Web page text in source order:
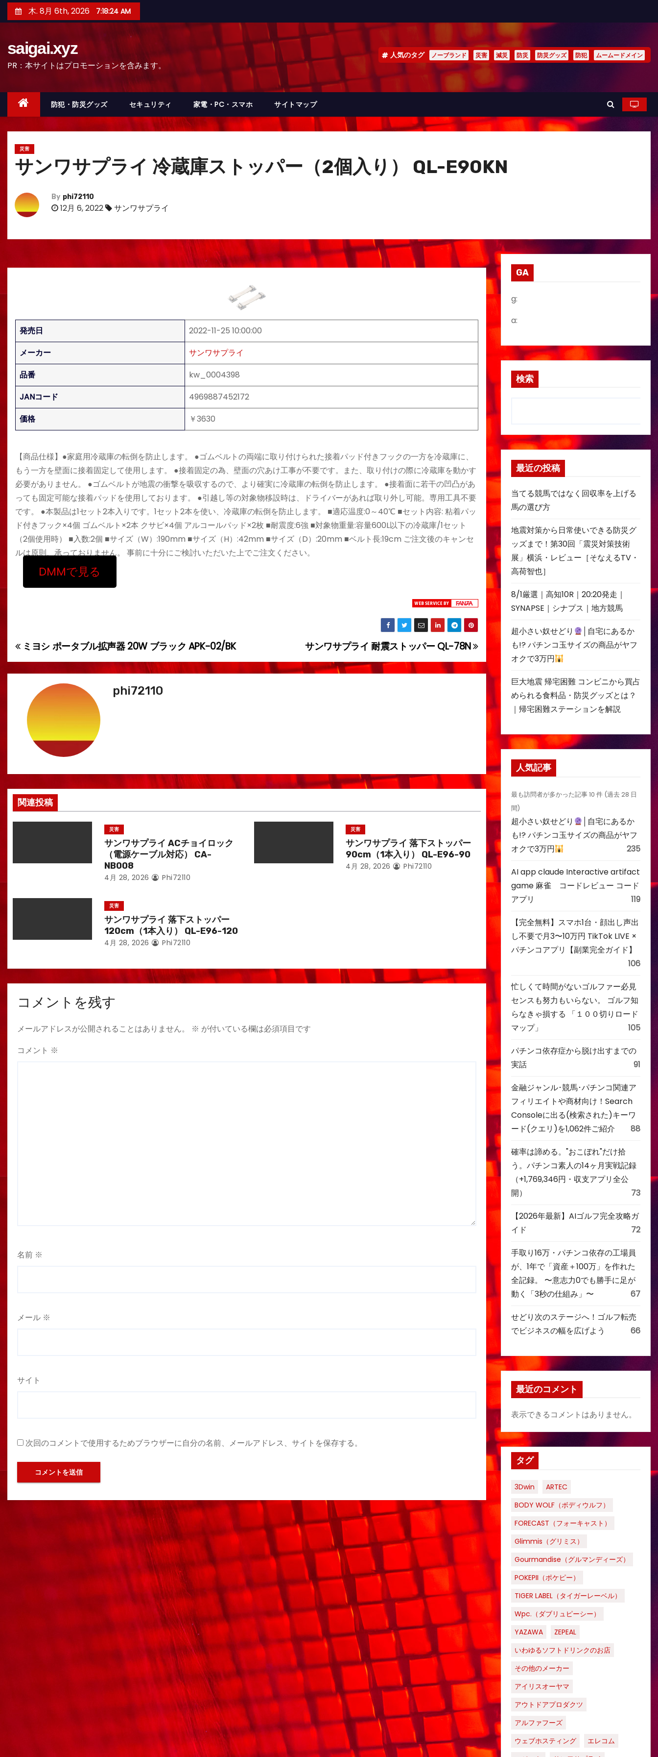
ン
ッ
木. 8月 6th, 2026 7:18:26 AM
saigai.xyz
PR：本サイトはプロモーションを含みます。
人気のタグ ノーブランド 災害 減災 防災 防災グッズ 防犯 ムームードメイン
防犯・防災グッズ セキュリティ 家電・PC・スマホ サイトマップ
災害
サンワサプライ 冷蔵庫ストッパー（2個入り） QL-E90KN
By phi72110
12月 6, 2022 サンワサプライ
発売日
2022-11-25 10:00:00
メーカー
サンワサプライ
品番
kw_0004398
JANコード
4969887452172
価格
￥3630
【商品仕様】●家庭用冷蔵庫の転倒を防止します。 ●ゴムベルトの両端に取り付けられた接着パッド付きフックの一方を冷蔵庫に、
もう一方を壁面に接着固定して使用します。 ●接着固定の為、壁面の穴あけ工事が不要です。また、取り付けの際に冷蔵庫を動かす
必要がありません。 ●ゴムベルトが地震の衝撃を吸収するので、より確実に冷蔵庫の転倒を防止します。 ●接着面に若干の凹凸があ
っても固定可能な接着パッドを使用しております。 ●引越し等の対象物移設時は、ドライバーがあれば取り外し可能。専用工具不要
です。 ●本製品は1セット2本入りです。1セット2本を使い、冷蔵庫の転倒を防止します。 ■適応温度:0～40℃ ■セット内容: 粘着パッ
ド付きフック×4個 ゴムベルト×2本 クサビ×4個 アルコールパッド×2枚 ■耐震度:6強 ■対象物重量:容量600L以下の冷蔵庫/1セット
（2個使用時） ■入数:2個 ■サイズ（W）:190mm ■サイズ（H）:42mm ■サイズ（D）:20mm ■ベルト長:19cm ご注文後のキャンセ
ルは原則、承っておりません。 事前に十分にご検討いただいた上でご注文ください。
DMMで見る
投
稿
ビ
ゲ
シ
ョ
ン
サンワサプライ 耐震ストッパー QL-78N
ミヨシ ポータブル拡声器 20W ブラック APK-02/BK
phi72110
関連投稿
災害
サンワサプライ ACチョイロック
（電源ケーブル対応） CA-
NB008
4月 28, 2026 Phi72110
災害
サンワサプライ 落下ストッパー
90cm（1本入り） QL-E96-90
4月 28, 2026 Phi72110
災害
サンワサプライ 落下ストッパー
120cm（1本入り） QL-E96-120
4月 28, 2026 Phi72110
コメントを残す
メールアドレスが公開されることはありません。 ※ が付いている欄は必須項目です
コメント ※
名前 ※
メール ※
サイト
次回のコメントで使用するためブラウザーに自分の名前、メールアドレス、サイトを保存する。
GA
g:
a:
検索
最近の投稿
当てる競馬ではなく回収率を上げる
馬の選び方
地震対策から日常使いできる防災グ
ッズまで！第30回「震災対策技術
展」横浜・レビュー［そなえるTV・
高荷智也］
8/1厳選｜高知10R｜20:20発走｜
SYNAPSE｜シナプス｜地方競馬
超小さい奴せどり
│自宅にあるか
も!? パチンコ玉サイズの商品がヤフ
オクで3万円
巨大地震 帰宅困難 コンビニから買占
められる食料品・防災グッズとは？
｜帰宅困難ステーションを解説
人気記事
最も訪問者が多かった記事 10 件 (過去 28 日
間)
超小さい奴せどり
│自宅にあるか
も!? パチンコ玉サイズの商品がヤフ
オクで3万円
235
AI app claude Interactive artifact
game 麻雀 コードレビュー コード
アプリ
119
【完全無料】スマホ1台・顔出し声出
し不要で月3〜10万円 TikTok LIVE ×
パチンコアプリ【副業完全ガイド】
106
忙しくて時間がないゴルファー必見
センスも努力もいらない。 ゴルフ知
らなきゃ損する 「１００切りロード
マップ」
105
パチンコ依存症から脱け出すまでの
実話
91
金融ジャンル･競馬･パチンコ関連ア
フィリエイトや商材向け！Search
Consoleに出る(検索された)キーワ
ード(クエリ)を1,062件ご紹介
88
確率は諦める。"おこぼれ"だけ拾
う。パチンコ素人の14ヶ月実戦記録
（+1,769,346円・収支アプリ全公
開）
73
【2026年最新】AIゴルフ完全攻略ガ
イド
72
手取り16万・パチンコ依存の工場員
が、1年で「資産＋100万」を作れた
全記録。 〜意志力0でも勝手に足が
動く「3秒の仕組み」〜
67
せどり次のステージへ！ゴルフ転売
でビジネスの幅を広げよう
66
最近のコメント
表示できるコメントはありません。
タグ
3Dwin
ARTEC
BODY WOLF（ボディウルフ）
FORECAST（フォーキャスト）
Glimmis（グリミス）
Gourmandise（グルマンディーズ）
POKEPII（ポケピー）
TIGER LABEL（タイガーレーベル）
Wpc.（ダブリュピーシー）
YAZAWA
ZEPEAL
いわゆるソフトドリンクのお店
その他のメーカー
アイリスオーヤマ
アウトドアプロダクツ
アルファフーズ
ウェブホスティング
エレコム